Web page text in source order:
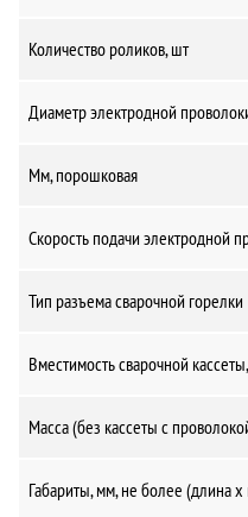
Количество роликов, шт
Диаметр электродной
Мм, порошковая
Скорость подачи электродной
Тип разъема сварочной горелки
Вместимость сварочной
Масса (без кассеты с
Габариты, мм, не более (длина